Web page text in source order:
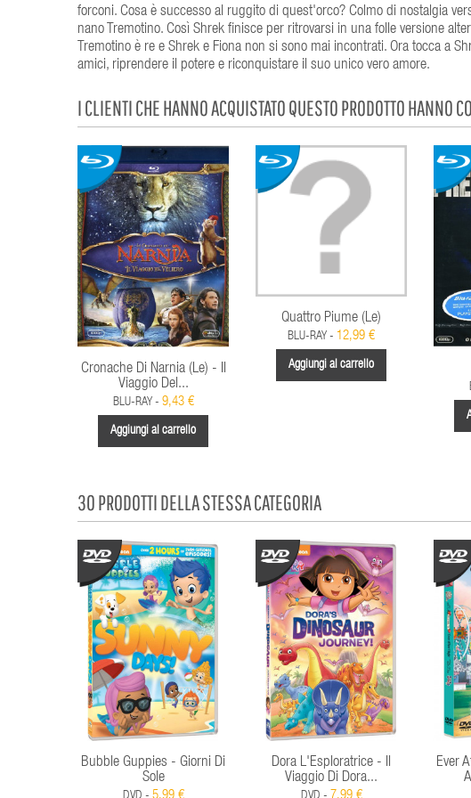
forconi. Cosa è successo al ruggito di quest'orco? Colmo di nostalgia
nano Tremotino. Così Shrek finisce per ritrovarsi in una folle versione
Tremotino è re e Shrek e Fiona non si sono mai incontrati. Ora tocca a
amici, riprendere il potere e riconquistare il suo unico vero amore.
I CLIENTI CHE HANNO ACQUISTATO QUESTO PRODOTTO HANNO
Cronache Di Narnia (Le) - Il
Viaggio Del...
BLU-RAY - 9,43 €
Aggiungi al carrello
Quattro Piume (Le)
BLU-RAY - 12,99 €
Aggiungi al carrello
30 PRODOTTI DELLA STESSA CATEGORIA
Bubble Guppies - Giorni Di
Sole
Dora L'Esploratrice - Il
Viaggio Di Dora...
Ever